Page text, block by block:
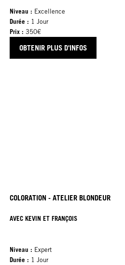
Niveau : Excellence
Durée : 1 Jour
Prix : 350€
OBTENIR PLUS D'INFOS
COLORATION - ATELIER BLONDEUR
AVEC KEVIN ET FRANÇOIS
Niveau : Expert
Durée : 1 Jour